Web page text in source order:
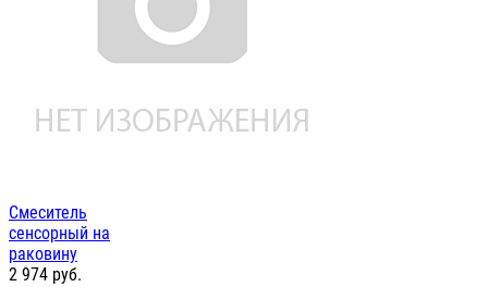
Смеситель
сенсорный на
раковину
2 974 руб.